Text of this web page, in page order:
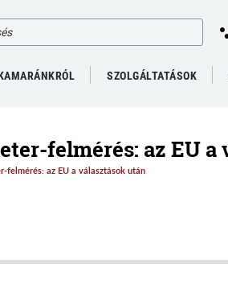
SZOLGÁLTATÁSOK
felmérés: az EU a
felmérés: az EU a választások után